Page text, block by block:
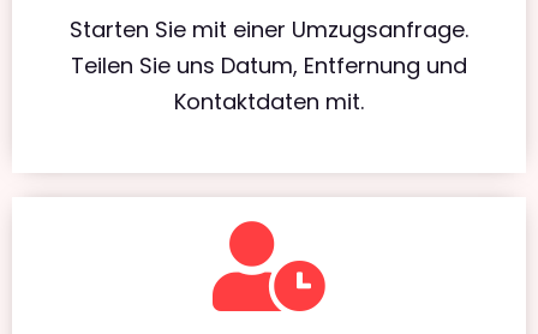
Starten Sie mit einer Umzugsanfrage.
Teilen Sie uns Datum, Entfernung und
Kontaktdaten mit.